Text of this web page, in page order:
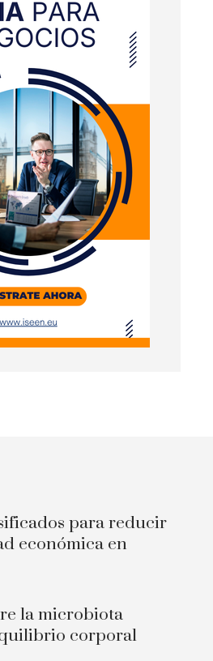
para reducir
económica en
la microbiota
corporal